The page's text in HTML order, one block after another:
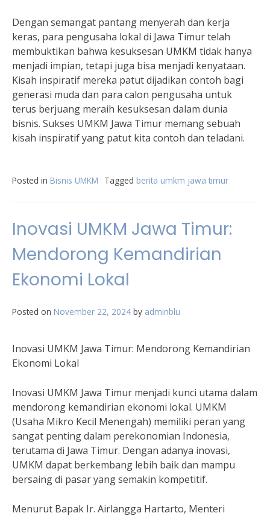
Dengan semangat pantang menyerah dan kerja
keras, para pengusaha lokal di Jawa Timur telah
membuktikan bahwa kesuksesan UMKM tidak hanya
menjadi impian, tetapi juga bisa menjadi kenyataan.
Kisah inspiratif mereka patut dijadikan contoh bagi
generasi muda dan para calon pengusaha untuk
terus berjuang meraih kesuksesan dalam dunia
bisnis. Sukses UMKM Jawa Timur memang sebuah
kisah inspiratif yang patut kita contoh dan teladani.
Posted in Bisnis UMKM Tagged berita umkm jawa timur
Inovasi UMKM Jawa Timur:
Mendorong Kemandirian
Ekonomi Lokal
Posted on November 22, 2024 by adminblu
Inovasi UMKM Jawa Timur: Mendorong Kemandirian
Ekonomi Lokal
Inovasi UMKM Jawa Timur menjadi kunci utama dalam
mendorong kemandirian ekonomi lokal. UMKM
(Usaha Mikro Kecil Menengah) memiliki peran yang
sangat penting dalam perekonomian Indonesia,
terutama di Jawa Timur. Dengan adanya inovasi,
UMKM dapat berkembang lebih baik dan mampu
bersaing di pasar yang semakin kompetitif.
Menurut Bapak Ir. Airlangga Hartarto, Menteri